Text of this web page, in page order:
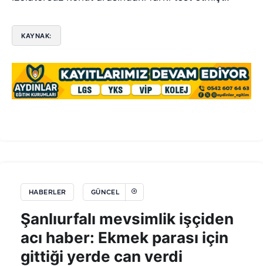
KAYNAK:
HABERLER GÜNCEL
Şanlıurfalı mevsimlik işçiden
acı haber: Ekmek parası için
gittiği yerde can verdi